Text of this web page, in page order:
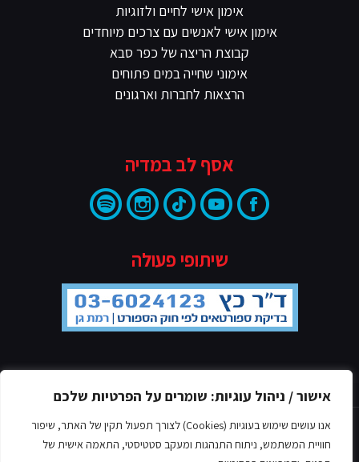
אישור / ניהול עוגיות: שומרים על הפרטיות שלכם
אנו עושים שימוש בעוגיות (Cookies) לצורך תפעול תקין של האתר, שיפור
חוויית המשתמש, ניתוח התנהגות ומעקב סטטיסטי, התאמה אישית של
אימון אישי לחיים ולזוגיות
אימון אישי לאנשים עם צרכים מיוחדים
קבוצת הריצה של כפר סבא
אימוני שחייה במים פתוחים
הרצאות לחברות וארגונים
אסף לב במדיה
שיתופי פעולה
מדיניות הפרטיות